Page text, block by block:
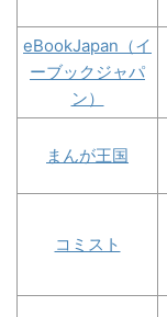
eBookJapan（イ
ーブックジャパ
ン）
まんが王国
コミスト